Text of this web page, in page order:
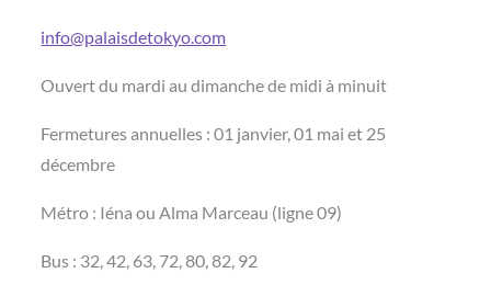
info@palaisdetokyo.com
Ouvert du mardi au dimanche de midi à minuit
Fermetures annuelles : 01 janvier, 01 mai et 25
décembre
Métro : Iéna ou Alma Marceau (ligne 09)
Bus : 32, 42, 63, 72, 80, 82, 92